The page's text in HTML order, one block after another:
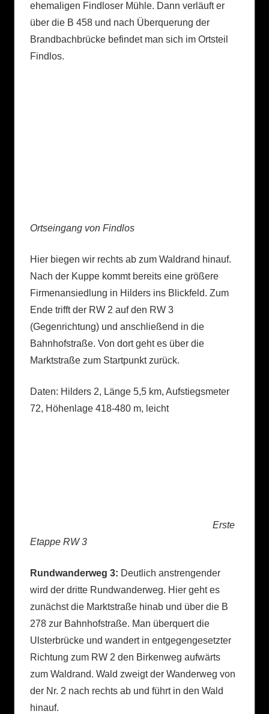
ehemaligen Findloser Mühle. Dann verläuft er
über die B 458 und nach Überquerung der
Brandbachbrücke befindet man sich im Ortsteil
Findlos.
Ortseingang von Findlos
Hier biegen wir rechts ab zum Waldrand hinauf.
Nach der Kuppe kommt bereits eine größere
Firmenansiedlung in Hilders ins Blickfeld. Zum
Ende trifft der RW 2 auf den RW 3
(Gegenrichtung) und anschließend in die
Bahnhofstraße. Von dort geht es über die
Marktstraße zum Startpunkt zurück.
Daten: Hilders 2, Länge 5,5 km, Aufstiegsmeter
72, Höhenlage 418-480 m, leicht
Erste
Etappe RW 3
Rundwanderweg 3: Deutlich anstrengender
wird der dritte Rundwanderweg. Hier geht es
zunächst die Marktstraße hinab und über die B
278 zur Bahnhofstraße. Man überquert die
Ulsterbrücke und wandert in entgegengesetzter
Richtung zum RW 2 den Birkenweg aufwärts
zum Waldrand. Wald zweigt der Wanderweg von
der Nr. 2 nach rechts ab und führt in den Wald
hinauf.